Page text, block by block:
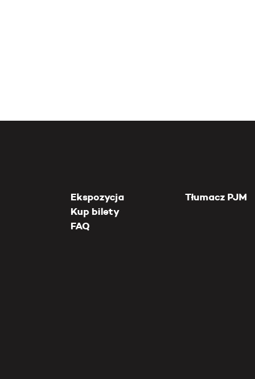
Ekspozycja
Kup bilety
FAQ
Tłumacz PJM